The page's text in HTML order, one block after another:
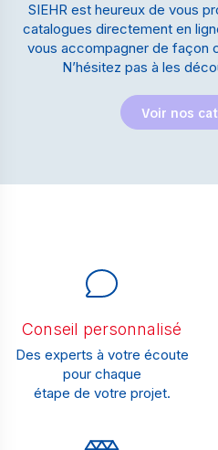
SIEHR est heureux de vous
catalogues directement en
vous accompagner de façon
N’hésitez pas à les
Voir nos
Conseil personnalisé
Des experts à votre écoute
pour chaque
étape de votre projet.